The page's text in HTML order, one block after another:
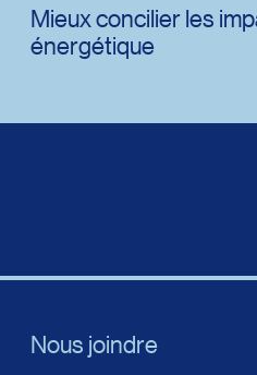
Mieux concilier les
énergétique
Nous joindre